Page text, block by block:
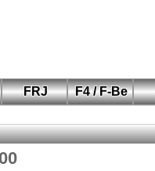
FRJ
F4 / F-Be